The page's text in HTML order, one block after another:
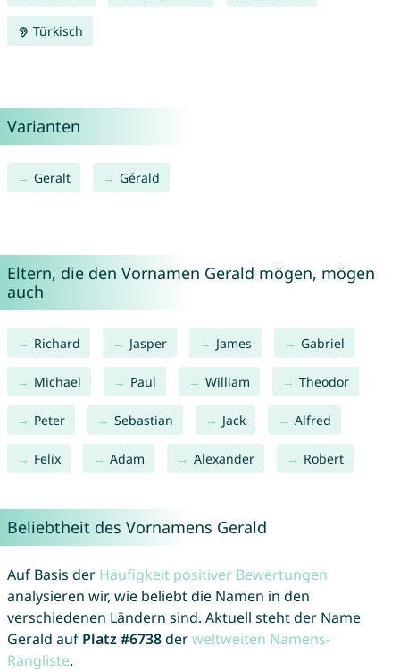
Türkisch
Varianten
Geralt Gérald
Eltern, die den Vornamen Gerald mögen, mögen
auch
Richard Jasper James Gabriel
Michael Paul William Theodor
Peter Sebastian Jack Alfred
Felix Adam Alexander Robert
Beliebtheit des Vornamens Gerald
Auf Basis der Häufigkeit positiver Bewertungen
analysieren wir, wie beliebt die Namen in den
verschiedenen Ländern sind. Aktuell steht der Name
Gerald auf Platz #6738derweltweiten Namens-
Rangliste.